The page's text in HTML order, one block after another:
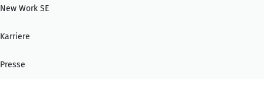
New Work SE
Karriere
Presse